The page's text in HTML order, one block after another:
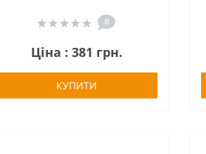
0
Ціна : 381 грн.
КУПИТИ